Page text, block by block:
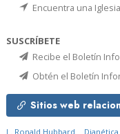
Encuentra una Iglesia
SUSCRÍBETE
Recibe el Boletín
Obtén el Boletín
Sitios web
L. Ronald Hubbard Dianética